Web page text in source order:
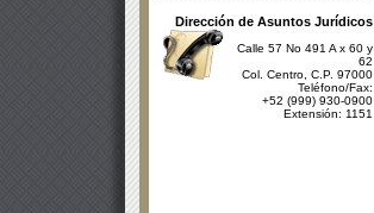
Dirección de Asuntos Jurídicos
Calle 57 No 491 A x 60 y
62
Col. Centro, C.P. 97000
Teléfono/Fax:
+52 (999) 930-0900
Extensión: 1151